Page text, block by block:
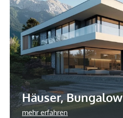
Häuser, Bungalow
mehr erfahren